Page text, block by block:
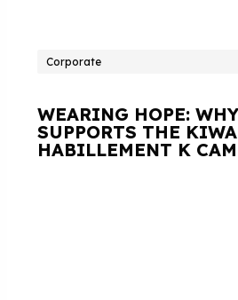
Corporate
WEARING HOPE:
SUPPORTS THE
HABILLEMENT K